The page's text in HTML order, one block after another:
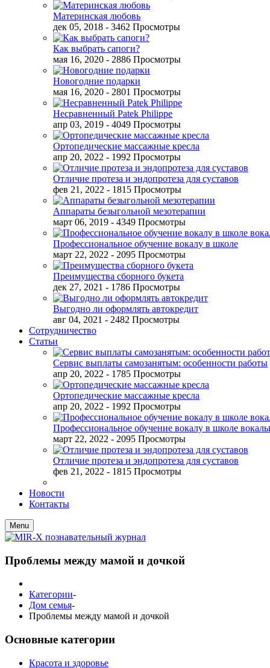
Материнская любовь
дек 05, 2018 - 3462 Просмотры
Как выбрать сапоги?
мая 16, 2020 - 2886 Просмотры
Новогодние подарки
мая 16, 2020 - 2801 Просмотры
Несравненный Patek Philippe
апр 03, 2019 - 4049 Просмотры
Ортопедические массажные кресла
апр 20, 2022 - 1992 Просмотры
Отличие протеза и эндопротеза для суставов
фев 21, 2022 - 1815 Просмотры
Аппараты безыгольной мезотерапии
март 06, 2019 - 4349 Просмотры
Профессиональное обучение вокалу в школе
март 22, 2022 - 2095 Просмотры
Преимущества сборного букета
дек 27, 2021 - 1786 Просмотры
Выгодно ли оформлять автокредит
авг 04, 2021 - 2482 Просмотры
Сотрудничество
Статьи
Сервис выплаты самозанятым: особенности работы
апр 20, 2022 - 1785 Просмотры
Ортопедические массажные кресла
апр 20, 2022 - 1992 Просмотры
Профессиональное обучение вокалу в школе
март 22, 2022 - 2095 Просмотры
Отличие протеза и эндопротеза для суставов
фев 21, 2022 - 1815 Просмотры
Новости
Контакты
Menu
Проблемы между мамой и дочкой
Категории-
Дом семья-
Проблемы между мамой и дочкой
Основные категории
Красота и здоровье